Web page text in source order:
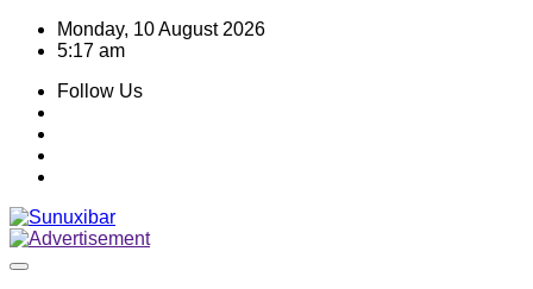
Skip
Monday, 10 August 2026
5:17 am
Follow Us